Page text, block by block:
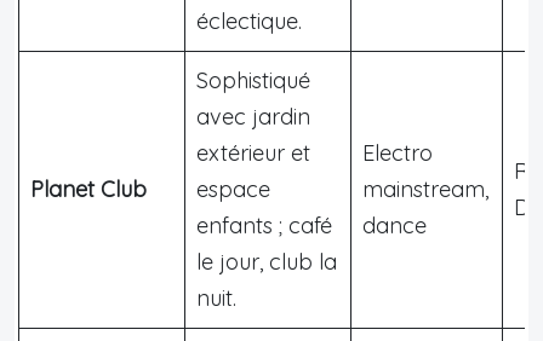
éclectique.
Planet Club
Sophistiqué
avec jardin
extérieur et
espace
enfants ; café
le jour, club la
nuit.
Electro
mainstream,
dance